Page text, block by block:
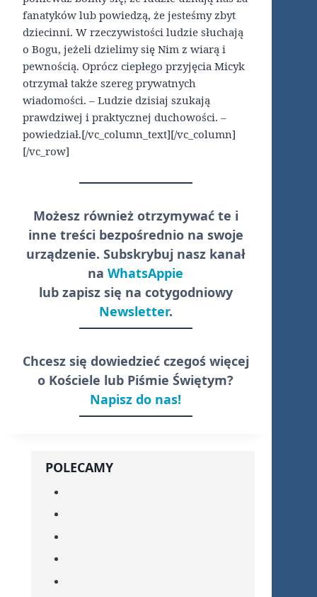
fanatyków lub powiedzą, że jesteśmy zbyt
dziecinni. W rzeczywistości ludzie słuchają
o Bogu, jeżeli dzielimy się Nim z wiarą i
pewnością. Oprócz ciepłego przyjęcia Micyk
otrzymał także szereg prywatnych
wiadomości. – Ludzie dzisiaj szukają
prawdziwej i praktycznej duchowości. –
powiedział.[/vc_column_text][/vc_column]
[/vc_row]
Możesz również otrzymywać te i
inne treści bezpośredniona swoje
urządzenie. Subskrybuj nasz kanał
naWhatsAppie
lub zapisz się na cotygodniowy
Newsletter.
Chcesz się dowiedzieć czegoś więcej
o Kościele lub Piśmie Świętym?
Napisz do nas!
POLECAMY